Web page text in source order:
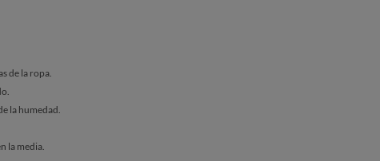
de la ropa.
la humedad.
la media.